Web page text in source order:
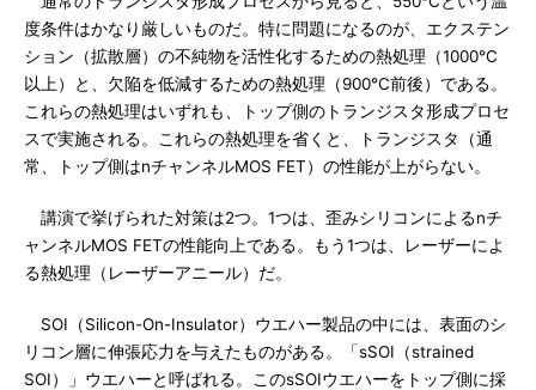
度条件はかなり厳しいものだ。特に問題になるのが、エクステン
ション（拡散層）の不純物を活性化するための熱処理（1000℃
以上）と、欠陥を低減するための熱処理（900℃前後）である。
これらの熱処理はいずれも、トップ側のトランジスタ形成プロセ
スで実施される。これらの熱処理を省くと、トランジスタ（通
常、トップ側はnチャンネルMOS FET）の性能が上がらない。
講演で挙げられた対策は2つ。1つは、歪みシリコンによるnチ
ャンネルMOS FETの性能向上である。もう1つは、レーザーによ
る熱処理（レーザーアニール）だ。
SOI（Silicon-On-Insulator）ウエハー製品の中には、表面のシ
リコン層に伸張応力を与えたものがある。「sSOI（strained
SOI）」ウエハーと呼ばれる。このsSOIウエハーをトップ側に採